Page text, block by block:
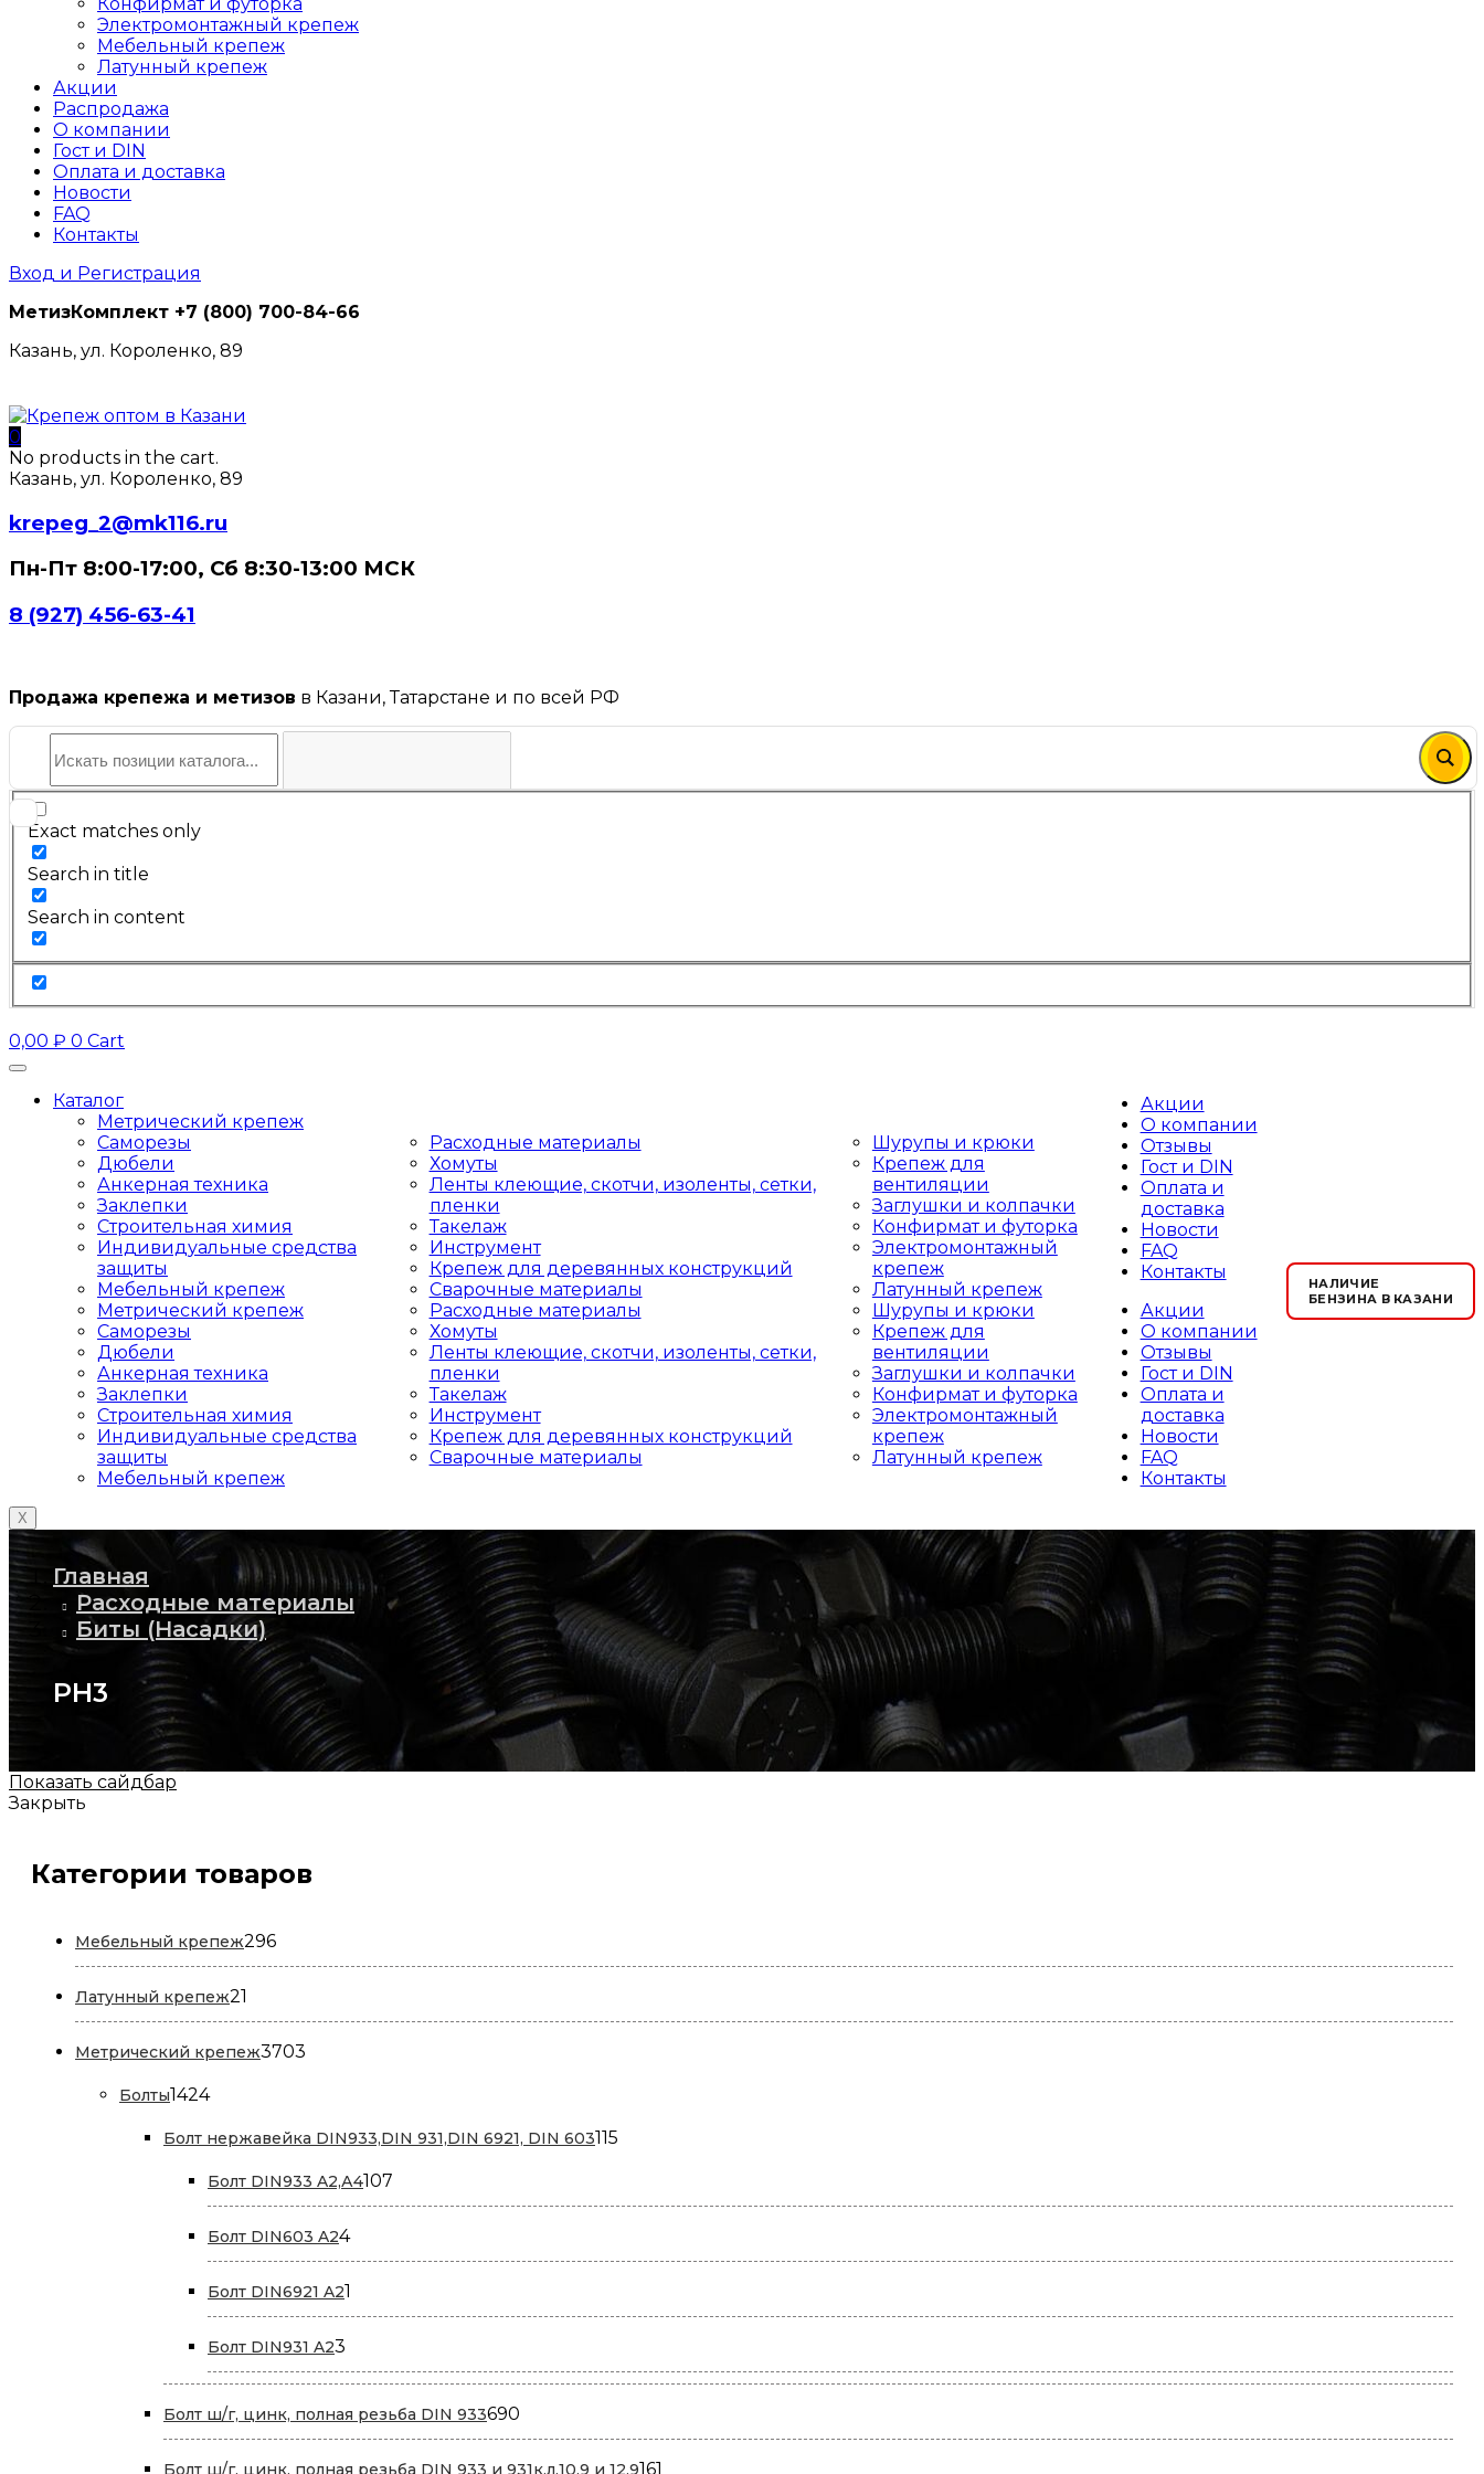
Электромонтажный крепеж
Мебельный крепеж
Латунный крепеж
Акции
Распродажа
О компании
Гост и DIN
Оплата и доставка
Новости
FAQ
Контакты
Вход и Регистрация
МетизКомплект +7 (800) 700-84-66
Казань, ул. Короленко, 89
0
No products in the cart.
Казань, ул. Короленко, 89
krepeg_2@mk116.ru
Пн-Пт 8:00-17:00, Сб 8:30-13:00 МСК
8 (927) 456-63-41
Продажа крепежа и метизов в Казани, Татарстане и по всей РФ
Exact matches only
Search in title
Search in content
0,00 ₽ 0 Cart
Каталог
Метрический крепеж
Саморезы
Дюбели
Анкерная техника
Заклепки
Строительная химия
Индивидуальные средства
защиты
Мебельный крепеж
Метрический крепеж
Саморезы
Дюбели
Анкерная техника
Заклепки
Строительная химия
Индивидуальные средства
защиты
Мебельный крепеж
Расходные материалы
Хомуты
Ленты клеющие, скотчи, изоленты, сетки,
пленки
Такелаж
Инструмент
Крепеж для деревянных конструкций
Сварочные материалы
Расходные материалы
Хомуты
Ленты клеющие, скотчи, изоленты, сетки,
пленки
Такелаж
Инструмент
Крепеж для деревянных конструкций
Сварочные материалы
Шурупы и крюки
Крепеж для
вентиляции
Заглушки и колпачки
Конфирмат и футорка
Электромонтажный
крепеж
Латунный крепеж
Шурупы и крюки
Крепеж для
вентиляции
Заглушки и колпачки
Конфирмат и футорка
Электромонтажный
крепеж
Латунный крепеж
X
Акции
О компании
Отзывы
Гост и DIN
Оплата и
доставка
Новости
FAQ
Контакты
Акции
О компании
Отзывы
Гост и DIN
Оплата и
доставка
Новости
FAQ
Контакты
НАЛИЧИЕ
БЕНЗИНА В КАЗАНИ
Главная
Расходные материалы
Биты (Насадки)
PH3
Показать сайдбар
Закрыть
Категории товаров
Мебельный крепеж296296
товаров
Латунный крепеж21
товар
Метрический крепеж3703
Болты14241424
Болт нержавейка DIN933,DIN 931,DIN 6921, DIN 603115
Болт DIN933 A2,А4107
товаров
Болт DIN603 A244
товара
Болт DIN6921 A21
товар
Болт DIN931 A23
товара
Болт ш/г, цинк, полная резьба DIN 933690
товаров
Болт ш/г, цинк, полная резьба DIN 933 и 931к.л.10.9 и 12,9161